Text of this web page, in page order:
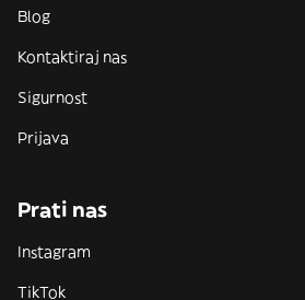
Blog
Kontaktiraj nas
Sigurnost
Prijava
Prati nas
Instagram
TikTok